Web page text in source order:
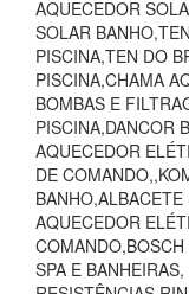
AQUECEDOR
SOLAR
PISCINA,TEN DO
PISCINA,CHAMA
BOMBAS E
PISCINA,DANCOR
AQUECEDOR
DE
AQUECEDOR
SPA E